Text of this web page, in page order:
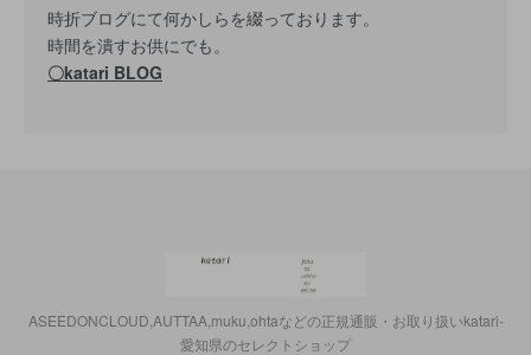
時折ブログにて何かしらを綴っております。
時間を潰すお供にでも。
〇katari BLOG
ASEEDONCLOUD,AUTTAA,muku,ohtaなどの正規通販・お取り扱いkatari-
愛知県のセレクトショップ